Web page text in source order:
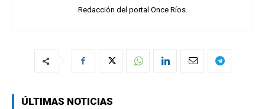
Redacción del portal Once Ríos.
ÚLTIMAS NOTICIAS